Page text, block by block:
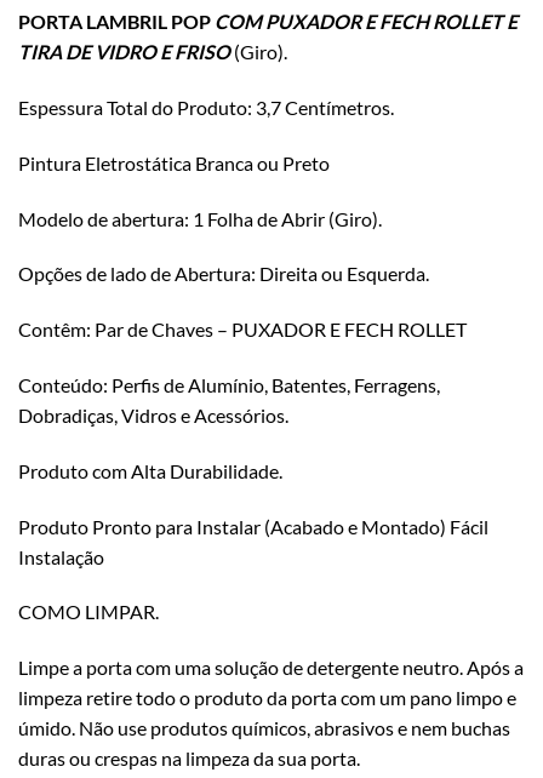
PORTA LAMBRIL POP COM PUXADOR E FECH ROLLET E
TIRA DE VIDRO E FRISO(Giro).
Espessura Total do Produto: 3,7 Centímetros.
Pintura Eletrostática Branca ou Preto
Modelo de abertura: 1 Folha de Abrir (Giro).
Opções de lado de Abertura: Direita ou Esquerda.
Contêm: Par de Chaves – PUXADOR E FECH ROLLET
Conteúdo: Perfis de Alumínio, Batentes, Ferragens,
Dobradiças, Vidros e Acessórios.
Produto com Alta Durabilidade.
Produto Pronto para Instalar (Acabado e Montado) Fácil
Instalação
COMO LIMPAR.
Limpe a porta com uma solução de detergente neutro. Após a
limpeza retire todo o produto da porta com um pano limpo e
úmido. Não use produtos químicos, abrasivos e nem buchas
duras ou crespas na limpeza da sua porta.